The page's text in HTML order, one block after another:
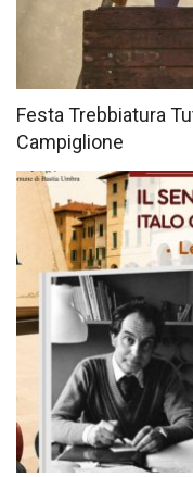
Festa Trebbiatura
Campiglione